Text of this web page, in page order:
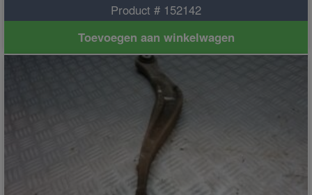
Product # 152142
Toevoegen aan winkelwagen